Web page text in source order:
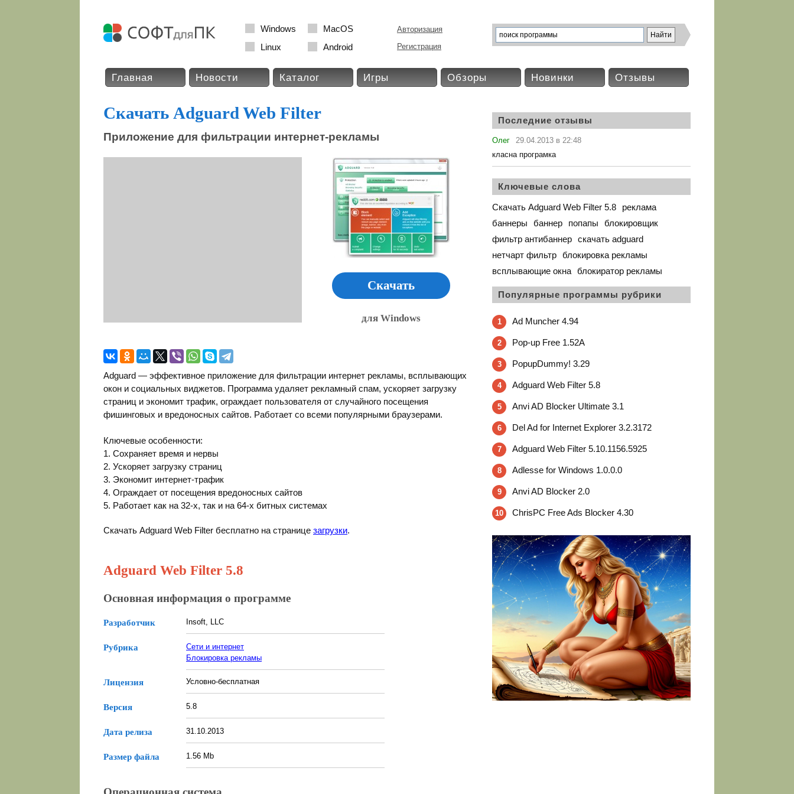
Windows
MacOS
Linux
Android
Авторизация
Регистрация
Главная Новости Каталог Игры Обзоры Новинки Отзывы
Скачать Adguard Web Filter
Приложение для фильтрации интернет-рекламы
Скачать
для Windows
Adguard — эффективное приложение для фильтрации интернет рекламы, всплывающих
окон и социальных виджетов. Программа удаляет рекламный спам, ускоряет загрузку
страниц и экономит трафик, ограждает пользователя от случайного посещения
фишинговых и вредоносных сайтов. Работает со всеми популярными браузерами.
Ключевые особенности:
1. Сохраняет время и нервы
2. Ускоряет загрузку страниц
3. Экономит интернет-трафик
4. Ограждает от посещения вредоносных сайтов
5. Работает как на 32-х, так и на 64-х битных системах
Скачать Adguard Web Filter бесплатно на странице загрузки.
Adguard Web Filter 5.8
Основная информация о программе
Разработчик Insoft, LLC
Рубрика
Сети и интернет
Блокировка рекламы
Лицензия Условно-бесплатная
Версия 5.8
Дата релиза 31.10.2013
Размер файла 1.56 Mb
Последние отзывы
Олег
29.04.2013 в 22:48
класна програмка
Ключевые слова
Скачать Adguard Web Filter 5.8
реклама
баннеры
баннер попапы
блокировщик
фильтр антибаннер скачать adguard
нетчарт фильтр блокировка рекламы
всплывающие окна блокиратор рекламы
Популярные программы рубрики
1 Ad Muncher 4.94
2 Pop-up Free 1.52A
3 PopupDummy! 3.29
4 Adguard Web Filter 5.8
5 Anvi AD Blocker Ultimate 3.1
6 Del Ad for Internet Explorer 3.2.3172
7 Adguard Web Filter 5.10.1156.5925
8 Adlesse for Windows 1.0.0.0
9 Anvi AD Blocker 2.0
10 ChrisPC Free Ads Blocker 4.30